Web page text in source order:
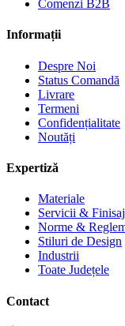
Comenzi B2B
Informații
Despre Noi
Status Comandă
Livrare
Termeni
Confidențialitate
Noutăți
Expertiză
Materiale
Servicii &
Norme &
Stiluri de Design
Industrii
Toate Județele
Contact